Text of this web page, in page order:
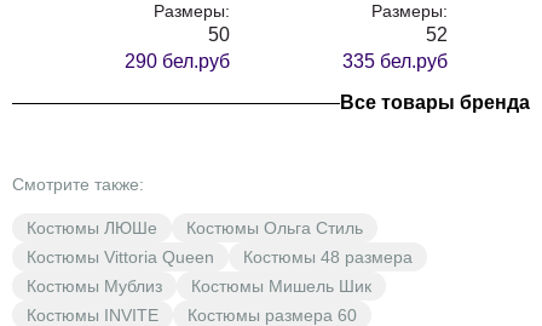
Размеры:
50
290 бел.руб
Размеры:
52
335 бел.руб
Все товары бренда
Смотрите также:
Костюмы ЛЮШе
Костюмы Ольга Стиль
Костюмы Vittoria Queen
Костюмы 48 размера
Костюмы Мублиз
Костюмы Мишель Шик
Костюмы INVITE
Костюмы размера 60